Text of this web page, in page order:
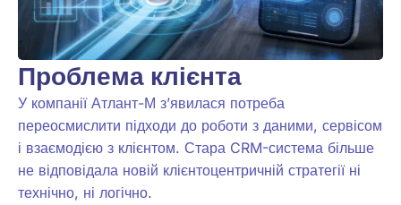
Проблема клієнта
У компанії Атлант-М з’явилася потреба
переосмислити підходи до роботи з даними, сервісом
і взаємодією з клієнтом. Стара CRM-система більше
не відповідала новій клієнтоцентричній стратегії ні
технічно, ні логічно.